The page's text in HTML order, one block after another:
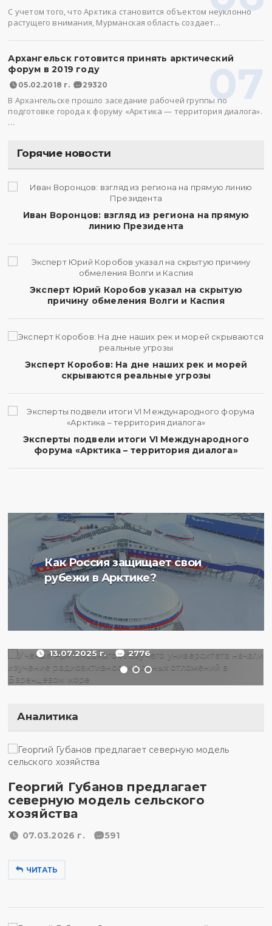
С учетом того, что Арктика становится объектом неуклонно
растущего внимания, Мурманская область создает…
07
Архангельск готовится принять арктический
форум в 2019 году
05.02.2018 г. 29320
В Архангельске прошло заседание рабочей группы по
подготовке города к форуму «Арктика — территория диалога».
…
Горячие новости
Иван Воронцов: взгляд из региона на прямую
линию Президента
Эксперт Юрий Коробов указал на скрытую
причину обмеления Волги и Каспия
Эксперт Коробов: На дне наших рек и морей
скрываются реальные угрозы
Эксперты подвели итоги VI Международного
форума «Арктика – территория диалога»
Как Россия защищает свои
рубежи в Арктике?
Ученые Арктического
плавучего университета
радиоактивности донных
отложений в Баренцевом
13.07.2025 г. 2776
Аналитика
Георгий Губанов предлагает
северную модель сельского
хозяйства
07.03.2026 г. 591
ЧИТАТЬ